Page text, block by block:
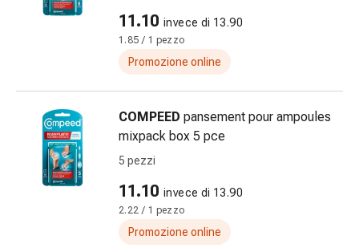
ustioni
Bende
elastiche
Compresse
Bende
fissaggio
Garza
Bendaggi
11.10 invece di 13.90
1.85 / 1 pezzo
Promozione online
COMPEED pansement pour ampoules
mixpack box 5 pce
5 pezzi
11.10 invece di 13.90
2.22 / 1 pezzo
Promozione online